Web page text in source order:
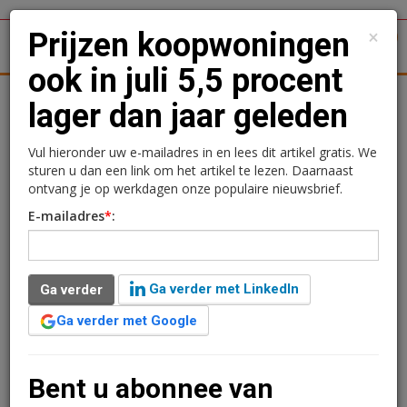
Woningmarkt Kantoren Retail
Prijzen koopwoningen
ook in juli 5,5 procent
lager dan jaar geleden
Redactie
22 augustus 2023 om 00:10
3 jaar geleden aangepast
1 minuut leestijd
De prijzen van bestaande koopwoningen waren in juli
×
Prijzen koopwoningen
ook in juli 5,5 procent
lager dan jaar geleden
Vul hieronder uw e-mailadres in en lees dit artikel gratis. We
sturen u dan een link om het artikel te lezen. Daarnaast
ontvang je op werkdagen onze populaire nieuwsbrief.
E-mailadres*:
Ga verder
Ga verder met LinkedIn
Ga verder met Google
Bent u abonnee van